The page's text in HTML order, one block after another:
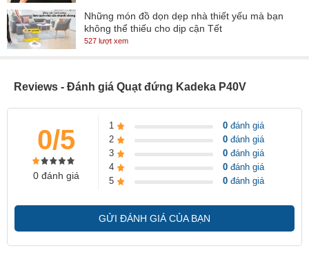
Cánh quạt KDK P40V(GD) bằng kim loại
Công suất
Công suất thấp 36-44W, cao từ 47.5 - 54.5cm, tạo ra lực quay
Những món đồ dọn dẹp nhà thiết yếu mà bạn
không thể thiếu cho dịp cận Tết
527 lượt xem
Reviews - Đánh giá Quạt đứng Kadeka P40V
0/5
0 đánh giá
1 0 đánh giá
2
0 đánh giá
3
0 đánh giá
4
0 đánh giá
5
0 đánh giá
GỬI ĐÁNH GIÁ CỦA BẠN